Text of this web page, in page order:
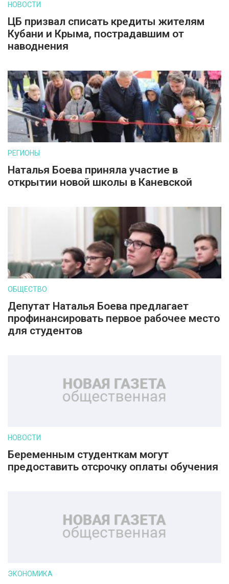
НОВОСТИ
ЦБ призвал списать кредиты жителям
Кубани и Крыма, пострадавшим от
наводнения
РЕГИОНЫ
Наталья Боева приняла участие в
открытии новой школы в Каневской
ОБЩЕСТВО
Депутат Наталья Боева предлагает
профинансировать первое рабочее место
для студентов
НОВОСТИ
Беременным студенткам могут
предоставить отсрочку оплаты обучения
ЭКОНОМИКА